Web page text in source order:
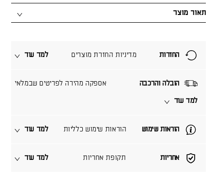
תאור מוצר
אחריות תקופת אחריות למד עוד
הוראות שימוש הוראות שימוש כלליות למד עוד
הובלה והרכבה אספקה מהירה לפריטים שבמלאי
למד עוד
החזרות מדיניות החזרת מוצרים למד עוד